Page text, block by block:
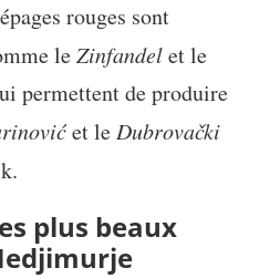
rouges sont
leZinfandelet le
permettent de produire
et leDubrovački
plus beaux